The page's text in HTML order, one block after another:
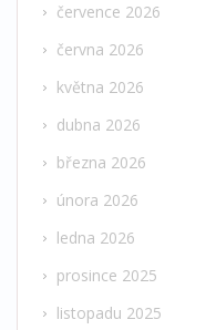
července 2026
června 2026
května 2026
dubna 2026
března 2026
února 2026
ledna 2026
prosince 2025
listopadu 2025